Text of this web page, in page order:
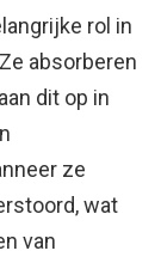
rol in
absorberen
dit op in
ze
wat
van